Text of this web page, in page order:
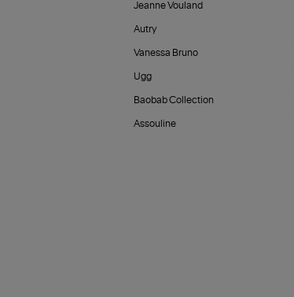
Jeanne Vouland
Autry
Vanessa Bruno
Ugg
Baobab Collection
Assouline